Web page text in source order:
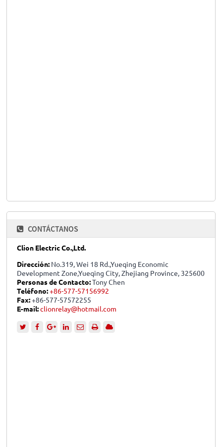
CONTÁCTANOS
Clion Electric Co.,Ltd.
Dirección: No.319, Wei 18 Rd.,Yueqing Economic
Development Zone,Yueqing City, Zhejiang Province, 325600
Personas de Contacto:Tony Chen
Teléfono: +86-577-57156992
Fax:+86-577-57572255
E-mail: clionrelay@hotmail.com